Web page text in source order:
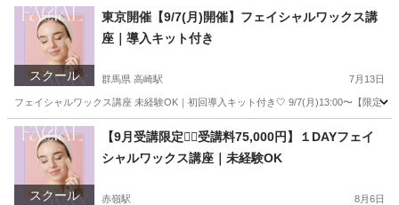
鹿児島 鹿児島市 鹿児島中央駅 リフトアップ
スクール
東京開催【9/7(月)開催】フェイシャルワックス講
座｜導入キット付き
群馬県 高崎駅 7月13日
フェイシャルワックス講座 未経験OK｜初回導入キット付き🤍 9/7(月)13:00〜【限定
群馬 前橋市 高崎駅 スキンケア フェイシャル
スクール
【9月受講限定❤️‍🔥受講料75,000円】１DAYフェイ
シャルワックス講座｜未経験OK
赤嶺駅 8月6日